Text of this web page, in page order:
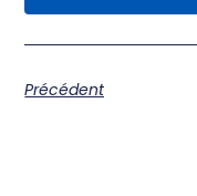
Précédent